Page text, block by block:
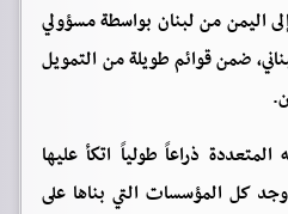
اليمن من لبنان بواسطة مسؤولي
ضمن قوائم طويلة من التمويل
ذراعاً طولياً اتكأ عليها
كل المؤسسات التي بناها على